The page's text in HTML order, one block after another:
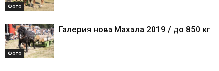
Фото
Фото
Галерия нова Махала 2019 / до 850 кг